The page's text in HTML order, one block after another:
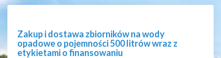
Zakup i dostawa zbiorników na wody
opadowe o pojemności 500 litrów wraz z
etykietami o finansowaniu